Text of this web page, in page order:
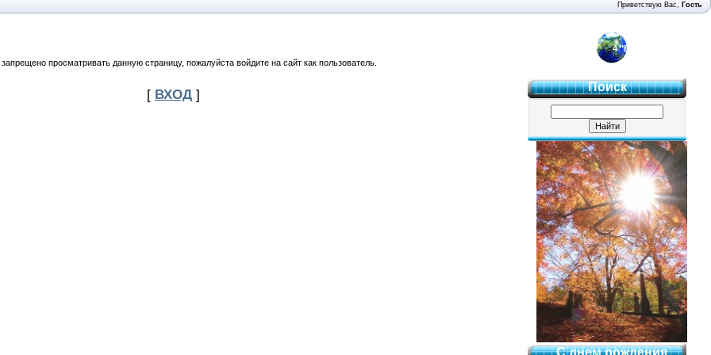
Приветствую Вас, Гость
просматривать данную страницу, пожалуйста войдите на сайт как пользователь.
[ ВХОД ]
4 "Б"
Поиск
С днем рождения